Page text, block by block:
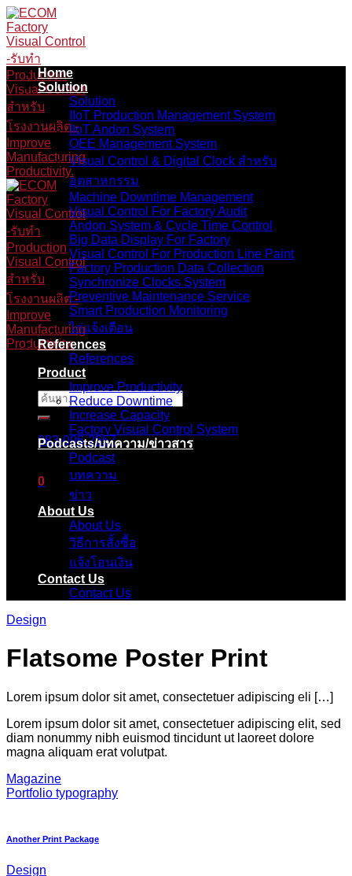
Skip
to
content
ค้นหา:
083-096-2657
0
ตะกร้าสินค้า
ไม่มีสินค้าในตะกร้า
Home
Solution
Solution
IIoT Production Management System
IIoT Andon System
OEE Management System
Visual Control & Digital Clock สำหรับ
อุตสาหกรรม
Machine Downtime Management
Visual Control For Factory Audit
Andon System & Cycle Time Control
Big Data Display For Factory
Visual Control For Production Line Paint
Factory Production Data Collection
Synchronize Clocks System
Preventive Maintenance Service
Smart Production Monitoring
ไก่แจ้งเตือน
References
References
Product
Improve Productivity
Reduce Downtime
Increase Capacity
Factory Visual Control System
Podcasts/บทความ/ข่าวสาร
Podcast
บทความ
ข่าว
About Us
About Us
วิธีการสั้งซื้อ
แจ้งโอนเงิน
Contact Us
Contact Us
Design
Flatsome Poster Print
Lorem ipsum dolor sit amet, consectetuer adipiscing eli […]
Lorem ipsum dolor sit amet, consectetuer adipiscing elit, sed
diam nonummy nibh euismod tincidunt ut laoreet dolore
magna aliquam erat volutpat.
Magazine
Portfolio typography
Another Print Package
Design